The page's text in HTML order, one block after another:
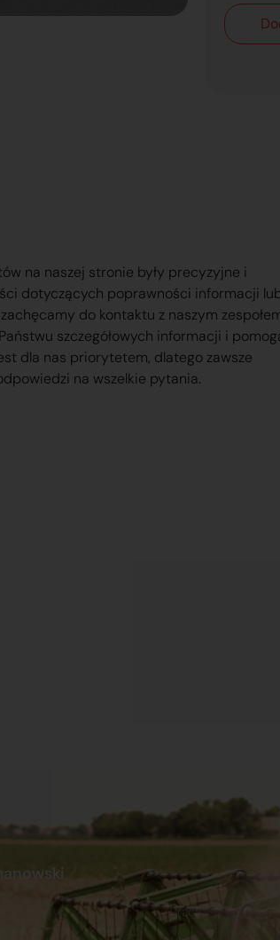
na naszej stronie były precyzyjne i
dotyczących poprawności informacji
do kontaktu z naszym
szczegółowych informacji i
dla nas priorytetem, dlatego zawsze
na wszelkie pytania.
Praca